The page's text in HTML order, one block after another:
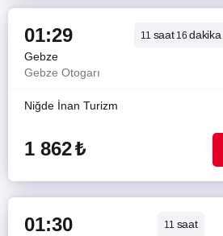
01:29 11 saat16dakika
Gebze
Gebze Otogarı
Niğde İnan Turizm
1 862₺
01:30 11 saat